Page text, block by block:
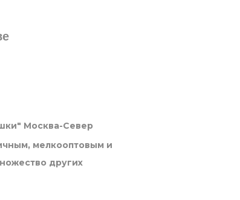
Москва-Север
мелкооптовым и
других